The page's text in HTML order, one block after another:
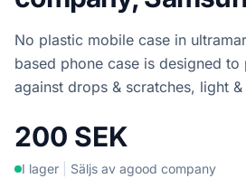
No plastic mobile case in
based phone case is designed
against drops & scratches, light
200 SEK
I lager Säljs av agood company